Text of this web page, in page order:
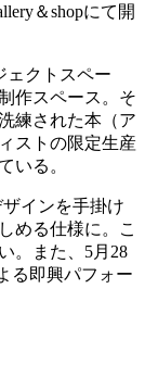
＆shopにて開
ェクトスペー
作スペース。そ
練された本（ア
ストの限定生産
いる。
インを手掛け
める仕様に。こ
。また、5月28
る即興パフォー